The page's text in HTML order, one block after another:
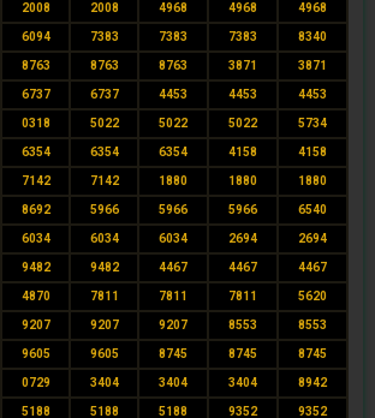
2008 2008 4968 4968 4968
6094 7383 7383 7383 8340
8763 8763 8763 3871 3871
6737 6737 4453 4453 4453
0318 5022 5022 5022 5734
6354 6354 6354 4158 4158
7142 7142 1880 1880 1880
8692 5966 5966 5966 6540
6034 6034 6034 2694 2694
9482 9482 4467 4467 4467
4870 7811 7811 7811 5620
9207 9207 9207 8553 8553
9605 9605 8745 8745 8745
0729 3404 3404 3404 8942
5188 5188 5188 9352 9352